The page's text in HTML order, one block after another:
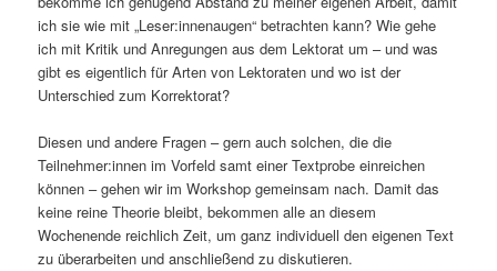
ich sie wie mit „Leser:innenaugen“ betrachten kann? Wie gehe
ich mit Kritik und Anregungen aus dem Lektorat um – und was
gibt es eigentlich für Arten von Lektoraten und wo ist der
Unterschied zum Korrektorat?
Diesen und andere Fragen – gern auch solchen, die die
Teilnehmer:innen im Vorfeld samt einer Textprobe einreichen
können – gehen wir im Workshop gemeinsam nach. Damit das
keine reine Theorie bleibt, bekommen alle an diesem
Wochenende reichlich Zeit, um ganz individuell den eigenen Text
zu überarbeiten und anschließend zu diskutieren.